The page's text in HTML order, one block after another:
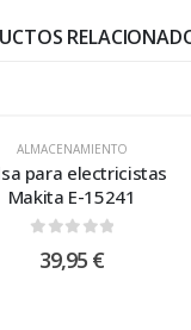
ALMACENAMIENTO
para electricistas
Makita E-15241
39,95 €